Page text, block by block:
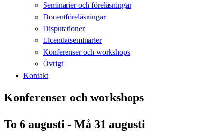
Seminarier och föreläsningar
Docentföreläsningar
Disputationer
Licentiatseminarier
Konferenser och workshops
Övrigt
Kontakt
Konferenser och workshops
To 6 augusti - Må 31 augusti